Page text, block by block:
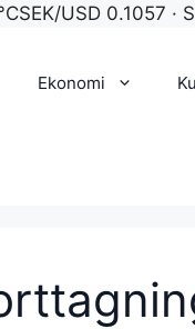
SEK/USD 0.1057 ·
Ekonomi